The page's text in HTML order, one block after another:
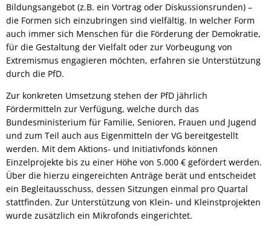
Bildungsangebot (z.B. ein Vortrag oder Diskussionsrunden) –
die Formen sich einzubringen sind vielfältig. In welcher Form
auch immer sich Menschen für die Förderung der Demokratie,
für die Gestaltung der Vielfalt oder zur Vorbeugung von
Extremismus engagieren möchten, erfahren sie Unterstützung
durch die PfD.
Zur konkreten Umsetzung stehen der PfD jährlich
Fördermitteln zur Verfügung, welche durch das
Bundesministerium für Familie, Senioren, Frauen und Jugend
und zum Teil auch aus Eigenmitteln der VG bereitgestellt
werden. Mit dem Aktions- und Initiativfonds können
Einzelprojekte bis zu einer Höhe von 5.000 € gefördert werden.
Über die hierzu eingereichten Anträge berät und entscheidet
ein Begleitausschuss, dessen Sitzungen einmal pro Quartal
stattfinden. Zur Unterstützung von Klein- und Kleinstprojekten
wurde zusätzlich ein Mikrofonds eingerichtet.